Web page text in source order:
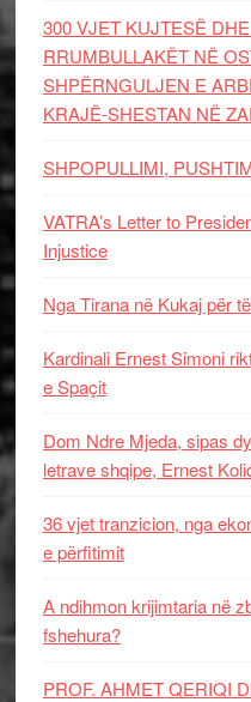
300 VJET KUJTESË
RRUMBULLAKËT NË
SHPËRNGULJEN E
KRAJË-SHESTAN NË
SHPOPULLIMI,
VATRA’s Letter to
Injustice
Nga Tirana në Kukaj për
Kardinali Ernest Simoni
e Spaçit
Dom Ndre Mjeda, sipas
letrave shqipe, Ernest
36 vjet tranzicion, nga
e përfitimit
A ndihmon krijimtaria në
fshehura?
PROF. AHMET QERIQI